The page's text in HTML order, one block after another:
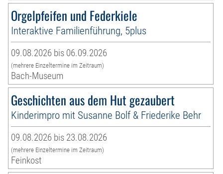
Orgelpfeifen und Federkiele
Interaktive Familienführung, 5plus
09.08.2026 bis 06.09.2026
(mehrere Einzeltermine im Zeitraum)
Bach-Museum
Geschichten aus dem Hut gezaubert
Kinderimpro mit Susanne Bolf & Friederike Behr
09.08.2026 bis 23.08.2026
(mehrere Einzeltermine im Zeitraum)
Feinkost